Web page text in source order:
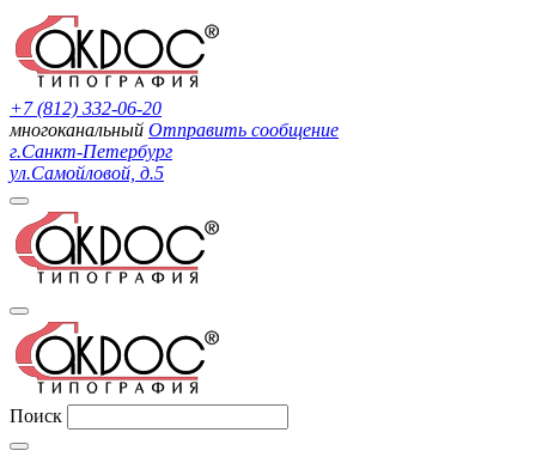
+7 (812) 332-06-20
многоканальный Отправить сообщение
г.Санкт-Петербург
ул.Самойловой, д.5
Поиск